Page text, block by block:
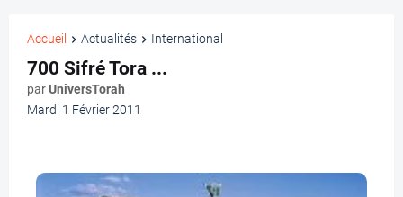
Accueil Actualités International
700 Sifré Tora ...
parUniversTorah
Mardi 1 Février 2011